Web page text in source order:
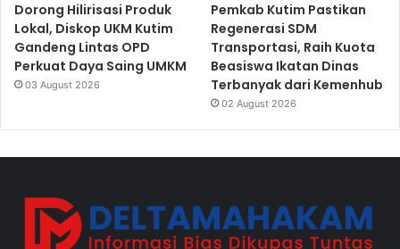
Dorong Hilirisasi Produk
Lokal, Diskop UKM Kutim
Gandeng Lintas OPD
Perkuat Daya Saing UMKM
03 August 2026
Pemkab Kutim Pastikan
Regenerasi SDM
Transportasi, Raih Kuota
Beasiswa Ikatan Dinas
Terbanyak dari Kemenhub
02 August 2026